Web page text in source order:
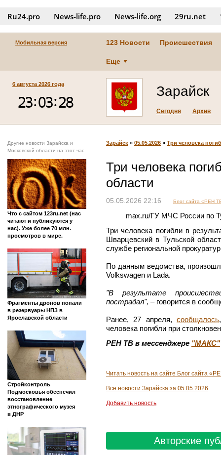
Ru24.pro News‑life.pro News‑life.org 29ru.net
Мобильная версия 123 Новости Происшествия
Еще
6 августа 2026 года Зарайск
Сегодня Архив
Другие новости Зарайска и
Московской области на этот час
Что с сайтом 123ru.net (нас
читают и публикуются у
нас). Уже более 70 млн.
просмотров в мире.
Фрагменты дронов попали
в резервуары НПЗ в
Ярославской области
Стройконтроль
Подмосковья обеспечил
восстановление
этнографического музея
в ДНР
Зарайск » 05.05.2026 » Три человека
Три человека
области
05.05.2026 22:16 Блог сайта «РЕН
max.ru/ГУ МЧС России по
Три человека погибли в
Шварцевский в Тульской
службе региональной
По данным ведомства,
Volkswagen и Lada.
"В результате
пострадал", – говорится в
Ранее, 27 апреля,сообщалось
человека погибли при
РЕН ТВ в мессенджере "МАКС"
Читать новость на сайте Блог сайта
Все новости Зарайска за 05.05.2026
Добавить новость
Авторские